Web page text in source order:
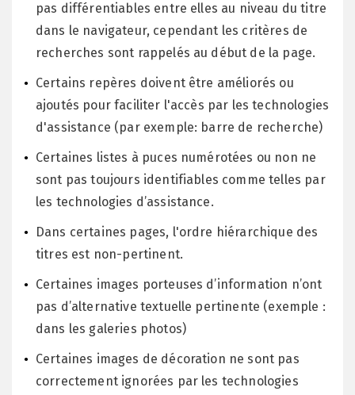
pas différentiables entre elles au niveau du titre
dans le navigateur, cependant les critères de
recherches sont rappelés au début de la page.
Certains repères doivent être améliorés ou
ajoutés pour faciliter l'accès par les technologies
d'assistance (par exemple: barre de recherche)
Certaines listes à puces numérotées ou non ne
sont pas toujours identifiables comme telles par
les technologies d’assistance.
Dans certaines pages, l'ordre hiérarchique des
titres est non-pertinent.
Certaines images porteuses d’information n’ont
pas d’alternative textuelle pertinente (exemple :
dans les galeries photos)
Certaines images de décoration ne sont pas
correctement ignorées par les technologies